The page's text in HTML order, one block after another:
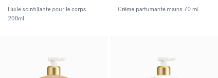
Huile scintillante pour le corps
200ml
Crème parfumante mains 70 ml